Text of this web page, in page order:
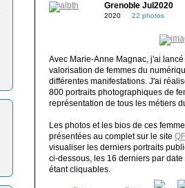
Grenoble Jul2020
2020 22 photos
Avec Marie-Anne Magnac, j'ai lancé
valorisation de femmes du
différentes manifestations. J'ai
800 portraits photographiques de
représentation de tous les métiers
Les photos et les bios de ces
présentées au complet sur le site
visualiser les derniers portraits
ci-dessous, les 16 derniers par
étant cliquables.